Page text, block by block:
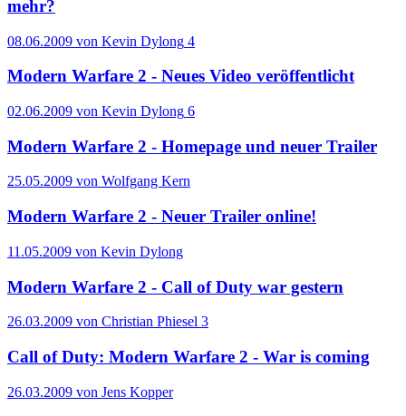
mehr?
08.06.2009 von Kevin Dylong 4
Modern Warfare 2 - Neues Video veröffentlicht
02.06.2009 von Kevin Dylong 6
Modern Warfare 2 - Homepage und neuer Trailer
25.05.2009 von Wolfgang Kern
Modern Warfare 2 - Neuer Trailer online!
11.05.2009 von Kevin Dylong
Modern Warfare 2 - Call of Duty war gestern
26.03.2009 von Christian Phiesel 3
Call of Duty: Modern Warfare 2 - War is coming
26.03.2009 von Jens Kopper